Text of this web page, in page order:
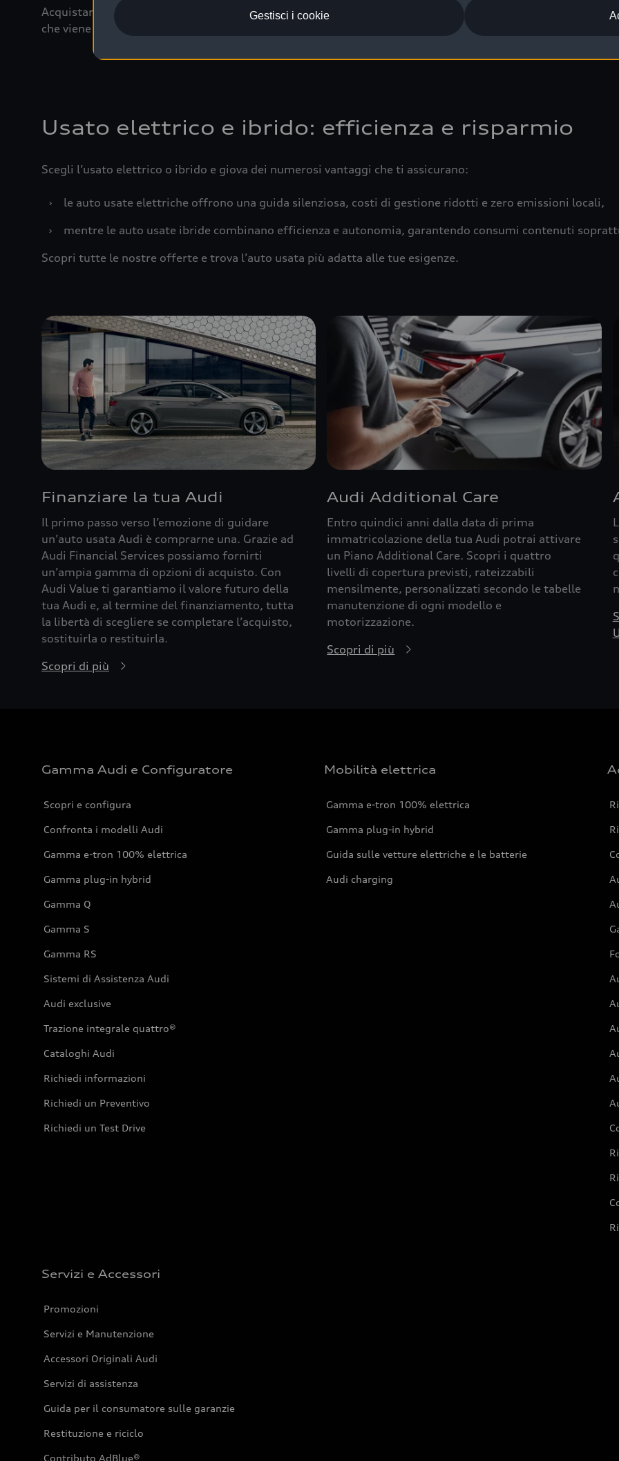
Acquistare un’auto usata in una Concessionaria ufficiale Audi che offre l’usato garantito tramite Audi
che viene sottoposto a 110 controlli approfonditi e coperto da garanzia fino a 4 anni per una maggiore
Usato elettrico e ibrido: efficienza e risparmio
Scegli l’usato elettrico o ibrido e giova dei numerosi vantaggi che ti assicurano:
›
le auto usate elettriche offrono una guida silenziosa, costi di gestione ridotti e zero emissioni locali,
›
mentre le auto usate ibride combinano efficienza e autonomia, garantendo consumi contenuti
Scopri tutte le nostre offerte e trova l’auto usata più adatta alle tue esigenze.
Finanziare la tua Audi
Il primo passo verso l’emozione di guidare
un’auto usata Audi è comprarne una. Grazie ad
Audi Financial Services possiamo fornirti
un’ampia gamma di opzioni di acquisto. Con
Audi Value ti garantiamo il valore futuro della
tua Audi e, al termine del finanziamento, tutta
la libertà di scegliere se completare l’acquisto,
sostituirla o restituirla.
Scopri di più
Audi Additional Care
Entro quindici anni dalla data di prima
immatricolazione della tua Audi potrai attivare
un Piano Additional Care. Scopri i quattro
livelli di copertura previsti, rateizzabili
mensilmente, personalizzati secondo le tabelle
manutenzione di ogni modello e
motorizzazione.
Scopri di più
Gamma Audi e Configuratore
Scopri e configura
Confronta i modelli Audi
Gamma e-tron 100% elettrica
Gamma plug-in hybrid
Gamma Q
Gamma S
Gamma RS
Sistemi di Assistenza Audi
Audi exclusive
Trazione integrale quattro®
Cataloghi Audi
Richiedi informazioni
Richiedi un Preventivo
Richiedi un Test Drive
Mobilità elettrica
Gamma e-tron 100% elettrica
Gamma plug-in hybrid
Guida sulle vetture elettriche e le batterie
Audi charging
Servizi e Accessori
Promozioni
Servizi e Manutenzione
Accessori Originali Audi
Servizi di assistenza
Guida per il consumatore sulle garanzie
Restituzione e riciclo
Contributo AdBlue®
Gestisci i cookie